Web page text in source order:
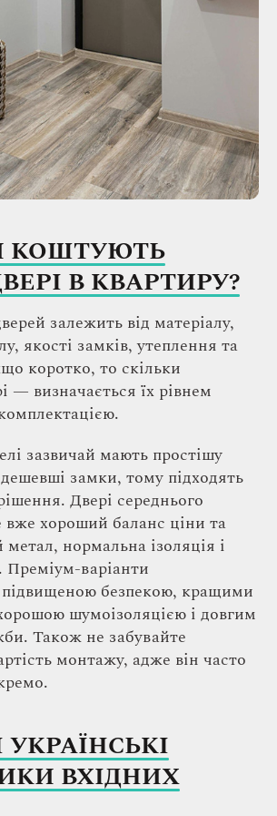
КОШТУЮТЬ
В КВАРТИРУ?
залежить від матеріалу,
якості замків, утеплення та
коротко, то скільки
— визначається їх рівнем
зазвичай мають простішу
замки, тому підходять
Двері середнього
хороший баланс ціни та
нормальна ізоляція і
Преміум-варіанти
підвищеною безпекою, кращими
шумоізоляцією і довгим
Також не забувайте
монтажу, адже він часто
ВХІДНИХ